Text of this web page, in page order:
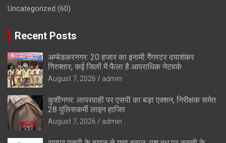
Uncategorized (60)
Recent Posts
अम्बेडकरनगर: 20 हजार का इनामी गैंगस्टर दयाशंकर
गिरफ्तार, कई जिलों में फैला है आपराधिक नेटवर्क
August 7, 2026 admin
कुशीनगर: लापरवाही पर एसपी का बड़ा एक्शन, निरीक्षक समेत
28 पुलिसकर्मी लाइन हाजिर
August 7, 2026 admin